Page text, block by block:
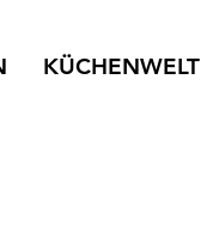
KÜCHENWELT